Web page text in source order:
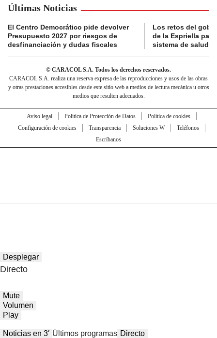
Últimas Noticias
El Centro Democrático pide devolver
Presupuesto 2027 por riesgos de
desfinanciación y dudas fiscales
Los retos del
de la Espriella
sistema de salud
© CARACOL S.A. Todos los derechos reservados.
CARACOL S.A. realiza una reserva expresa de las reproducciones y usos de las obras
y otras prestaciones accesibles desde este sitio web a medios de lectura mecánica u otros
medios que resulten adecuados.
Aviso legal Política de Protección de Datos
Política de cookies
Configuración de cookies
Transparencia Soluciones W
Teléfonos
Escríbanos
Desplegar
Directo
Mute
Volumen
Play
Noticias en 3′ Últimos programas Directo